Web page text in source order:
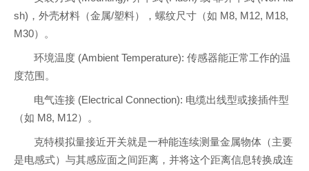
sh)，外壳材料（金属/塑料），螺纹尺寸（如 M8, M12, M18,
M30）。
环境温度 (Ambient Temperature): 传感器能正常工作的温
度范围。
电气连接 (Electrical Connection): 电缆出线型或接插件型
（如 M8, M12）。
克特模拟量接近开关就是一种能连续测量金属物体（主要
是电感式）与其感应面之间距离，并将这个距离信息转换成连